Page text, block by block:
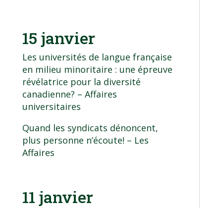
15 janvier
Les universités de langue française
en milieu minoritaire : une épreuve
révélatrice pour la diversité
canadienne? – Affaires
universitaires
Quand les syndicats dénoncent,
plus personne n’écoute! – Les
Affaires
11 janvier